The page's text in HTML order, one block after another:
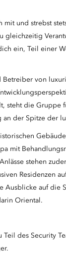
und strebst
gleichzeitig
ein, Teil einer
von
steht die Gruppe
der Spitze der
mit
stehen
Residenzen
Ausblicke auf die
Oriental.
des Security